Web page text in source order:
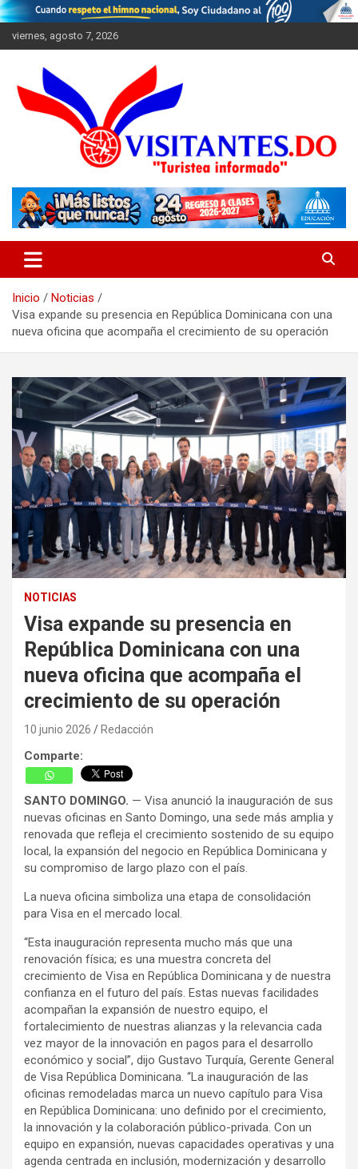
Saltar
al
contenido
viernes, agosto 7, 2026
Visitantes
Inicio
Noticias
Visa expande su presencia en República Dominicana con una
nueva oficina que acompaña el crecimiento de su operación
NOTICIAS
Visa expande su presencia en
República Dominicana con una
nueva oficina que acompaña el
crecimiento de su operación
10 junio 2026 Redacción
Comparte:
SANTO DOMINGO. — Visa anunció la inauguración de sus
nuevas oficinas en Santo Domingo, una sede más amplia y
renovada que refleja el crecimiento sostenido de su equipo
local, la expansión del negocio en República Dominicana y
su compromiso de largo plazo con el país.
La nueva oficina simboliza una etapa de consolidación
para Visa en el mercado local.
“Esta inauguración representa mucho más que una
renovación física; es una muestra concreta del
crecimiento de Visa en República Dominicana y de nuestra
confianza en el futuro del país. Estas nuevas facilidades
acompañan la expansión de nuestro equipo, el
fortalecimiento de nuestras alianzas y la relevancia cada
vez mayor de la innovación en pagos para el desarrollo
económico y social”, dijo Gustavo Turquía, Gerente General
de Visa República Dominicana. “La inauguración de las
oficinas remodeladas marca un nuevo capítulo para Visa
en República Dominicana: uno definido por el crecimiento,
la innovación y la colaboración público-privada. Con un
equipo en expansión, nuevas capacidades operativas y una
agenda centrada en inclusión, modernización y desarrollo